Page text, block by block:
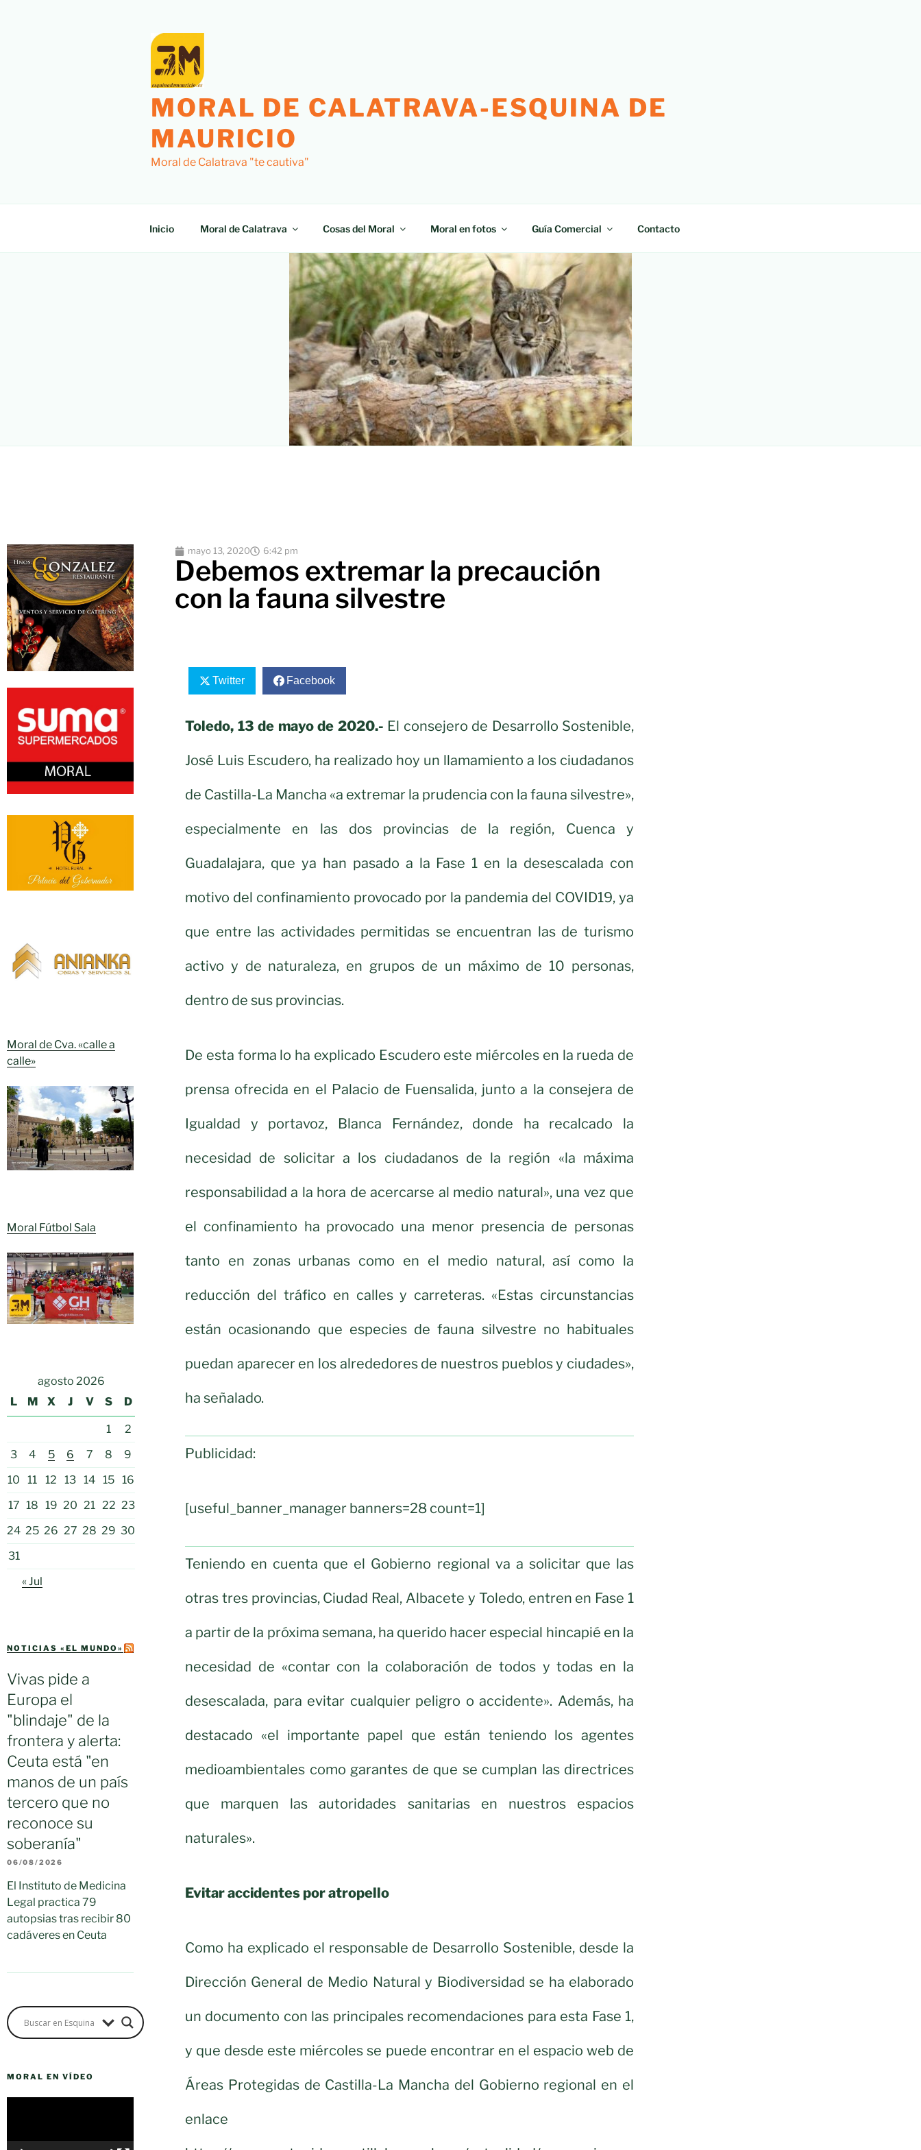
MORAL DE CALATRAVA-ESQUINA DE
MAURICIO
Moral de Calatrava "te cautiva"
Inicio Moral de Calatrava Cosas del Moral Moral en fotos Guía Comercial Contacto
Moral de Cva. «calle a
calle»
Moral Fútbol Sala
agosto 2026
L
M X J V S D
1
2
3
4 5 6 7 8
9
10
11 12 13 14 15 16
17 18 19 20 21 22 23
24 25 26 27 28 29 30
31
« Jul
NOTICIAS «EL MUNDO»
Vivas pide a
Europa el
"blindaje" de la
frontera y alerta:
Ceuta está "en
manos de un país
tercero que no
reconoce su
soberanía"
06/08/2026
El Instituto de Medicina
Legal practica 79
autopsias tras recibir 80
cadáveres en Ceuta
MORAL EN VÍDEO
mayo 13, 2020 6:42 pm
Debemos extremar la precaución
con la fauna silvestre
Twitter Facebook
Toledo, 13 de mayo de 2020.- El consejero de Desarrollo Sostenible,
José Luis Escudero, ha realizado hoy un llamamiento a los ciudadanos
de Castilla-La Mancha «a extremar la prudencia con la fauna silvestre»,
especialmente en las dos provincias de la región, Cuenca y
Guadalajara, que ya han pasado a la Fase 1 en la desescalada con
motivo del confinamiento provocado por la pandemia del COVID19, ya
que entre las actividades permitidas se encuentran las de turismo
activo y de naturaleza, en grupos de un máximo de 10 personas,
dentro de sus provincias.
De esta forma lo ha explicado Escudero este miércoles en la rueda de
prensa ofrecida en el Palacio de Fuensalida, junto a la consejera de
Igualdad y portavoz, Blanca Fernández, donde ha recalcado la
necesidad de solicitar a los ciudadanos de la región «la máxima
responsabilidad a la hora de acercarse al medio natural», una vez que
el confinamiento ha provocado una menor presencia de personas
tanto en zonas urbanas como en el medio natural, así como la
reducción del tráfico en calles y carreteras. «Estas circunstancias
están ocasionando que especies de fauna silvestre no habituales
puedan aparecer en los alrededores de nuestros pueblos y ciudades»,
ha señalado.
Publicidad:
[useful_banner_manager banners=28 count=1]
Teniendo en cuenta que el Gobierno regional va a solicitar que las
otras tres provincias, Ciudad Real, Albacete y Toledo, entren en Fase 1
a partir de la próxima semana, ha querido hacer especial hincapié en la
necesidad de «contar con la colaboración de todos y todas en la
desescalada, para evitar cualquier peligro o accidente». Además, ha
destacado «el importante papel que están teniendo los agentes
medioambientales como garantes de que se cumplan las directrices
que marquen las autoridades sanitarias en nuestros espacios
naturales».
Evitar accidentes por atropello
Como ha explicado el responsable de Desarrollo Sostenible, desde la
Dirección General de Medio Natural y Biodiversidad se ha elaborado
un documento con las principales recomendaciones para esta Fase 1,
y que desde este miércoles se puede encontrar en el espacio web de
Áreas Protegidas de Castilla-La Mancha del Gobierno regional en el
enlace